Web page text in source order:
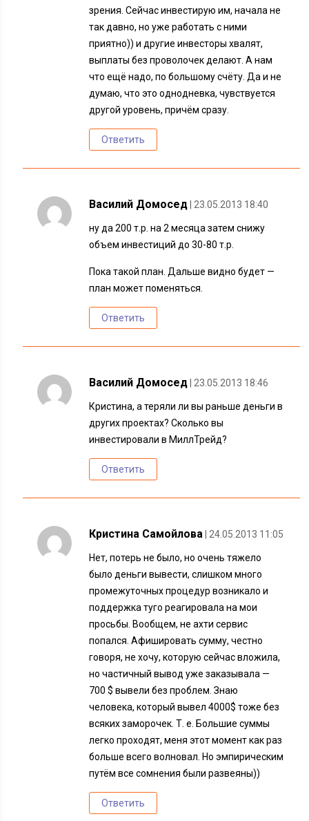
зрения. Сейчас инвестирую им, начала не
так давно, но уже работать с ними
приятно)) и другие инвесторы хвалят,
выплаты без проволочек делают. А нам
что ещё надо, по большому счёту. Да и не
думаю, что это однодневка, чувствуется
другой уровень, причём сразу.
Ответить
Василий Домосед | 23.05.2013 18:40
ну да 200 т.р. на 2 месяца затем снижу
объем инвестиций до 30-80 т.р.
Пока такой план. Дальше видно будет —
план может поменяться.
Ответить
Василий Домосед | 23.05.2013 18:46
Кристина, а теряли ли вы раньше деньги в
других проектах? Сколько вы
инвестировали в МиллТрейд?
Ответить
Кристина Самойлова | 24.05.2013 11:05
Нет, потерь не было, но очень тяжело
было деньги вывести, слишком много
промежуточных процедур возникало и
поддержка туго реагировала на мои
просьбы. Вообщем, не ахти сервис
попался. Афишировать сумму, честно
говоря, не хочу, которую сейчас вложила,
но частичный вывод уже заказывала —
700 $ вывели без проблем. Знаю
человека, который вывел 4000$ тоже без
всяких заморочек. Т. е. Большие суммы
легко проходят, меня этот момент как раз
больше всего волновал. Но эмпирическим
путём все сомнения были развеяны))
Ответить